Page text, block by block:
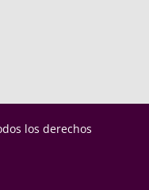
los derechos